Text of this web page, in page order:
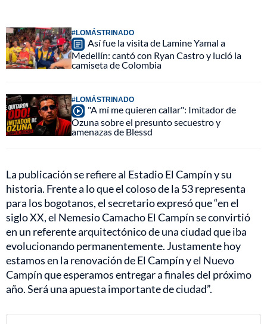
#LOMÁSTRINADO
Así fue la visita de Lamine Yamal a
Medellín: cantó con Ryan Castro y lució la
camiseta de Colombia
#LOMÁSTRINADO
"A mí me quieren callar": Imitador de
Ozuna sobre el presunto secuestro y
amenazas de Blessd
La publicación se refiere al Estadio El Campín y su
historia. Frente a lo que el coloso de la 53 representa
para los bogotanos, el secretario expresó que “en el
siglo XX, el Nemesio Camacho El Campín se convirtió
en un referente arquitectónico de una ciudad que iba
evolucionando permanentemente. Justamente hoy
estamos en la renovación de El Campín y el Nuevo
Campín que esperamos entregar a finales del próximo
año. Será una apuesta importante de ciudad”.